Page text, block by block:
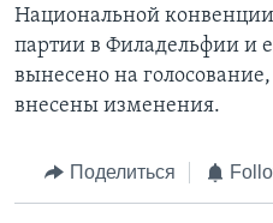
Национальной
партии в Филадельфии и
вынесено на
внесены изменения.
Поделиться